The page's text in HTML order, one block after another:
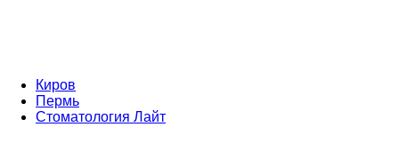
Киров
Пермь
Стоматология Лайт